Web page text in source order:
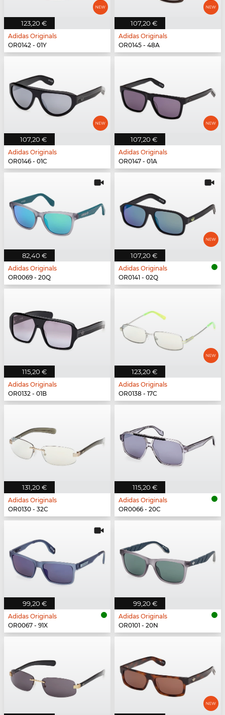
123,20 €
Adidas Originals
OR0142 - 01Y
107,20 €
Adidas Originals
OR0145 - 48A
107,20 €
Adidas Originals
OR0146 - 01C
107,20 €
Adidas Originals
OR0147 - 01A
82,40 €
Adidas Originals
OR0069 - 20Q
107,20 €
Adidas Originals
OR0141 - 02Q
115,20 €
Adidas Originals
OR0132 - 01B
123,20 €
Adidas Originals
OR0138 - 17C
131,20 €
Adidas Originals
OR0130 - 32C
115,20 €
Adidas Originals
OR0066 - 20C
99,20 €
Adidas Originals
OR0067 - 91X
99,20 €
Adidas Originals
OR0101 - 20N